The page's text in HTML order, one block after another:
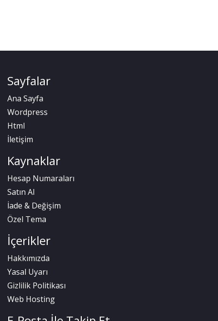
Sayfalar
Ana Sayfa
Wordpress
Html
İletişim
Kaynaklar
Hesap Numaraları
Satın Al
İade & Değişim
Özel Tema
İçerikler
Hakkımızda
Yasal Uyarı
Gizlilik Politikası
Web Hosting